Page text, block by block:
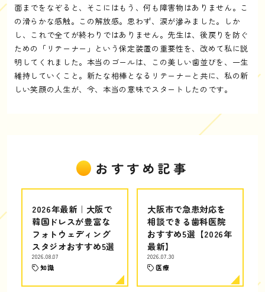
面までをなぞると、そこにはもう、何も障害物はありません。こ
の滑らかな感触。この解放感。思わず、涙が滲みました。しか
し、これで全てが終わりではありません。先生は、後戻りを防ぐ
ための「リテーナー」という保定装置の重要性を、改めて私に説
明してくれました。本当のゴールは、この美しい歯並びを、一生
維持していくこと。新たな相棒となるリテーナーと共に、私の新
しい笑顔の人生が、今、本当の意味でスタートしたのです。
おすすめ記事
2026年最新｜大阪で
韓国ドレスが豊富な
フォトウェディング
スタジオおすすめ5選
2026.08.07
知識
大阪市で急患対応を
相談できる歯科医院
おすすめ5選【2026年
最新】
2026.07.30
医療